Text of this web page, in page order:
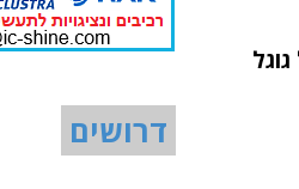
דרושים